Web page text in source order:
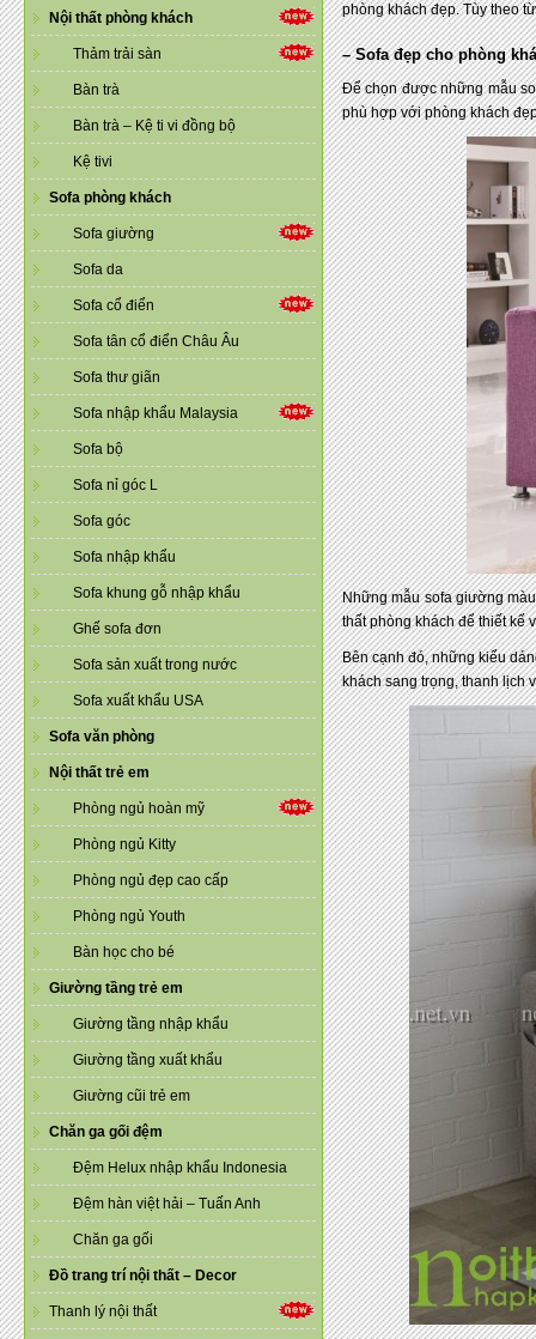
Nội thất phòng khách
Thảm trải sàn
Bàn trà
Bàn trà – Kệ ti vi đồng bộ
Kệ tivi
Sofa phòng khách
Sofa giường
Sofa da
Sofa cổ điển
Sofa tân cổ điển Châu Âu
Sofa thư giãn
Sofa nhập khẩu Malaysia
Sofa bộ
Sofa nỉ góc L
Sofa góc
Sofa nhập khẩu
Sofa khung gỗ nhập khẩu
Ghế sofa đơn
Sofa sản xuất trong nước
Sofa xuất khẩu USA
Sofa văn phòng
Nội thất trẻ em
Phòng ngủ hoàn mỹ
Phòng ngủ Kitty
Phòng ngủ đẹp cao cấp
Phòng ngủ Youth
Bàn học cho bé
Giường tầng trẻ em
Giường tầng nhập khẩu
Giường tầng xuất khẩu
Giường cũi trẻ em
Chăn ga gối đệm
Đệm Helux nhập khẩu Indonesia
Đệm hàn việt hải – Tuấn Anh
Chăn ga gối
Đồ trang trí nội thất – Decor
Thanh lý nội thất
phòng khách đẹp. Tùy theo
– Sofa đẹp cho phòng
Để chọn được những mẫu
phù hợp với phòng khách
Những mẫu sofa giường
thất phòng khách để thiết kế
Bên cạnh đó, những kiểu
khách sang trọng, thanh lịch